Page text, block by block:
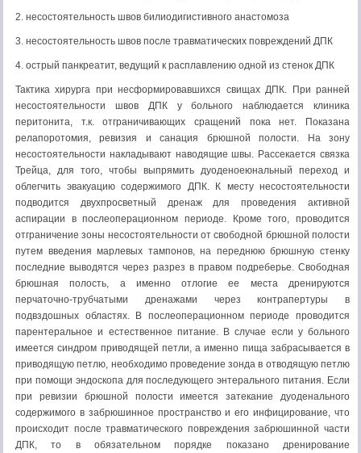
2. несостоятельность швов билиодигистивного анастомоза
3. несостоятельность швов после травматических повреждений ДПК
4. острый панкреатит, ведущий к расплавлению одной из стенок ДПК
Тактика хирурга при несформировавшихся свищах ДПК. При ранней
несостоятельности швов ДПК у больного наблюдается клиника
перитонита, т.к. отграничивающих сращений пока нет. Показана
релапоротомия, ревизия и санация брюшной полости. На зону
несостоятельности накладывают наводящие швы. Рассекается связка
Трейца, для того, чтобы выпрямить дуоденоеюнальный переход и
облегчить эвакуацию содержимого ДПК. К месту несостоятельности
подводится двухпросветный дренаж для проведения активной
аспирации в послеоперационном периоде. Кроме того, проводится
отграничение зоны несостоятельности от свободной брюшной полости
путем введения марлевых тампонов, на переднюю брюшную стенку
последние выводятся через разрез в правом подреберье. Свободная
брюшная полость, а именно отлогие ее места дренируются
перчаточно-трубчатыми дренажами через контрапертуры в
подвздошных областях. В послеоперационном периоде проводится
парентеральное и естественное питание. В случае если у больного
имеется синдром приводящей петли, а именно пища забрасывается в
приводящую петлю, необходимо проведение зонда в отводящую петлю
при помощи эндоскопа для последующего энтерального питания. Если
при ревизии брюшной полости имеется затекание дуоденального
содержимого в забрюшинное пространство и его инфицирование, что
происходит после травматического повреждения забрюшинной части
ДПК, то в обязательном порядке показано дренирование